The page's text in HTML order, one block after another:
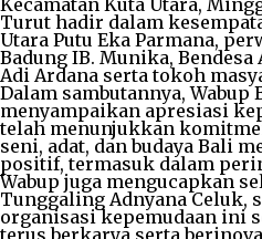
Kecamatan Kuta Utara,
Turut hadir dalam
Utara Putu Eka Parmana,
Badung IB. Munika,
Adi Ardana serta tokoh
Dalam sambutannya, Wabup
menyampaikan apresiasi
telah menunjukkan
seni, adat, dan budaya Bali
positif, termasuk dalam
Wabup juga mengucapkan
Tunggaling Adnyana Celuk,
organisasi kepemudaan ini
terus berkarya serta